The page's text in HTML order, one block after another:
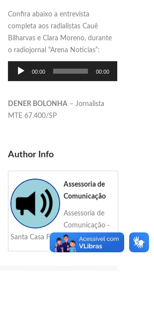
Confira abaixo a entrevista
completa aos radialistas Cauê
Bilharvas e Clara Moreno, durante
o radiojornal “Arena Notícias”:
Tocador
00:00 00:00
DENER BOLONHA – Jornalista
MTE 67.400/SP
Author Info
Assessoria de
Comunicação
Assessoria de
Comunicação -
Santa Casa Fernandópolis